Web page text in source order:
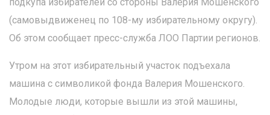
(самовыдвиженец по 108-му избирательному округу).
Об этом сообщает пресс-служба ЛОО Партии регионов.
Утром на этот избирательный участок подъехала
машина с символикой фонда Валерия Мошенского.
Молодые люди, которые вышли из этой машины,